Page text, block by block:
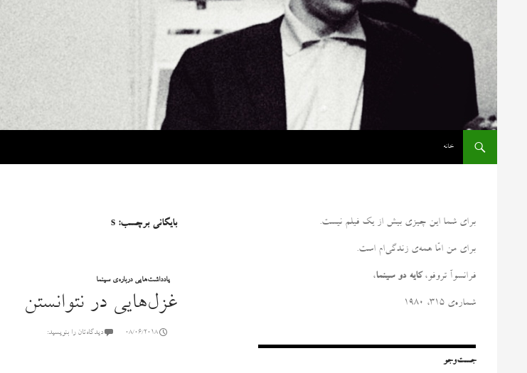
خانه
بایگانی برچسب: s
یادداشت‌هایی درباره‌ی سینما
غزل‌هایی در نتوانستن
08/06/2018 دیدگاه‌تان را بنویسید:
برای شما این چیزی بیش از یک فیلم نیست.
برای من امّا همه‌ی زندگی‌ام است.
فرانسوآ تروفو، کایه دو سینما،
شماره‌ی ۳۱۵، ۱۹۸۰
جست‌وجو